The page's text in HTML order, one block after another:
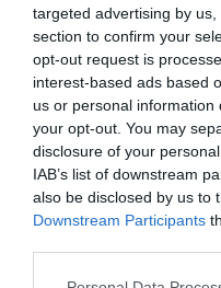
targeted advertising by
section to confirm your
opt-out request is
interest-based ads based
us or personal
your opt-out. You may
disclosure of your
IAB’s list of downstream
also be disclosed by us to
Downstream Participants
Please note that this
Δυναμική
Οι αθλητές και οι
πραγματοποίησαν
τοξοβολίας που